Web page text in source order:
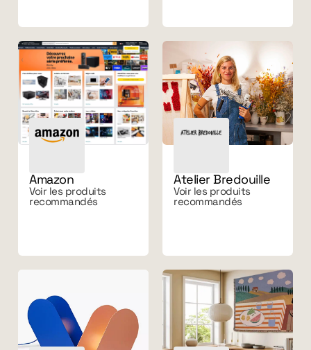
Amazon
Voir les produits
recommandés
Atelier Bredouille
Voir les produits
recommandés